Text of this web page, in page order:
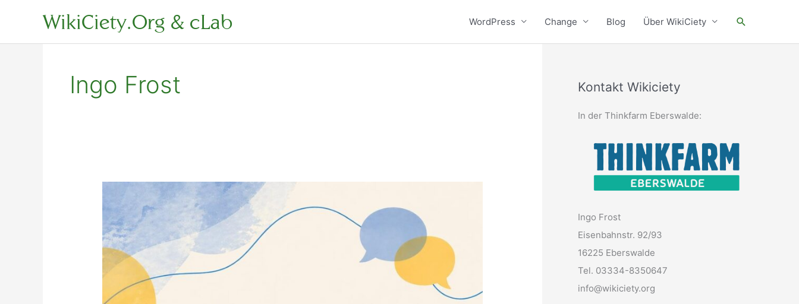
WikiCiety.Org & cLab WordPress Change Blog Über WikiCiety Suchen
Ingo Frost Kontakt Wikiciety
In der Thinkfarm Eberswalde:
Ingo Frost
Eisenbahnstr. 92/93
16225 Eberswalde
Tel. 03334-8350647
info@wikiciety.org